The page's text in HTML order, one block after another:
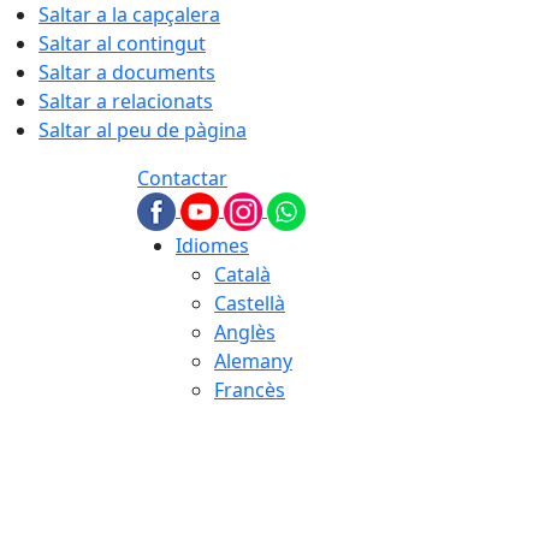
Saltar a la capçalera
Saltar al contingut
Saltar a documents
Saltar a relacionats
Saltar al peu de pàgina
Contactar
Idiomes
Català
Castellà
Anglès
Alemany
Francès